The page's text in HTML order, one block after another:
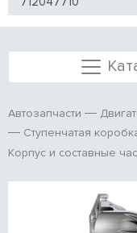
Автозапчасти
Ступенчатая
Корпус и составные